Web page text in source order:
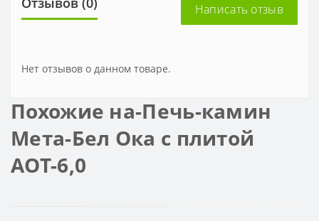
Написать отзыв
Нет отзывов о данном товаре.
Похожие на-Печь-камин
Мета-Бел Ока с плитой
АОТ-6,0